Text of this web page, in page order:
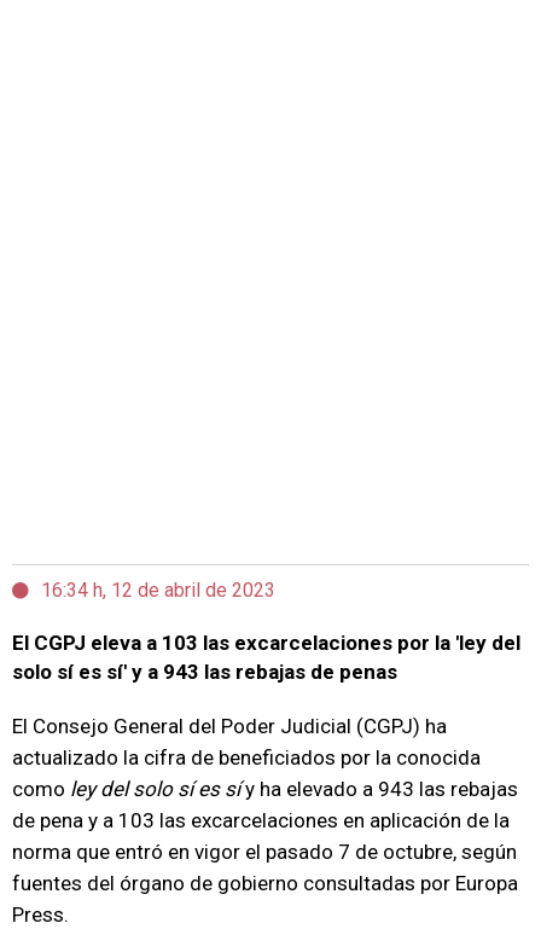
16:34 h, 12 de abril de 2023
El CGPJ eleva a 103 las excarcelaciones por la 'ley del
solo sí es sí' y a 943 las rebajas de penas
El Consejo General del Poder Judicial (CGPJ) ha
actualizado la cifra de beneficiados por la conocida
como ley del solo sí es síy ha elevado a 943 las rebajas
de pena y a 103 las excarcelaciones en aplicación de la
norma que entró en vigor el pasado 7 de octubre, según
fuentes del órgano de gobierno consultadas por Europa
Press.